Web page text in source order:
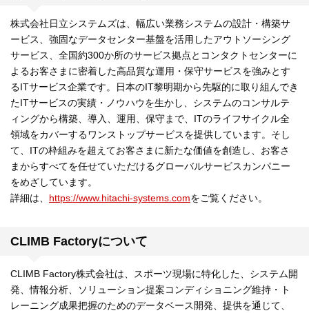
株式会社日立システムズは、幅広い業務システムの設計・構築サ
ービス、強固なデータセンター基盤を活用したアウトソーシング
サービス、全国約300か所のサービス拠点とコンタクトセンターに
よるお客さまに密着した高品質な運用・保守サービスを強みとす
るITサービス企業です。日本のIT黎明期から先駆的に取り組んでき
たITサービスの実績・ノウハウを生かし、システムのコンサルテ
ィングから構築、導入、運用、保守まで、ITのライフサイクル全
領域をカバーするワンストップサービスを提供しています。そし
て、ITの枠組みを超えてお客さまに新たな価値を創造し、お客さ
まからすべてを任せていただけるグローバルサービスカンパニー
をめざしています。
詳細は、 https://www.hitachi-systems.comをご覧ください。
CLIMB Factoryについて
CLIMB Factory株式会社は、スポーツ現場に特化した、システム開
発、情報分析、ソリューション提案コンディショニング維持・ト
レーニング成果把握のためのデータベース開発、提供を通じて、